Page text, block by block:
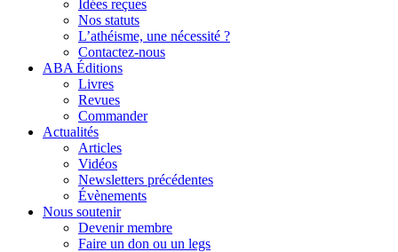
Idées reçues
Nos statuts
L’athéisme, une nécessité ?
Contactez-nous
ABA Éditions
Livres
Revues
Commander
Actualités
Articles
Vidéos
Newsletters précédentes
Évènements
Nous soutenir
Devenir membre
Faire un don ou un legs